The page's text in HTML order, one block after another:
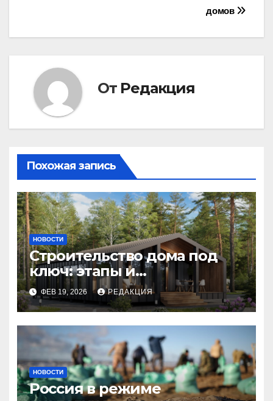
домов
От Редакция
Похожая запись
НОВОСТИ
Строительство дома под
ключ: этапы и
планирование бюджета
ФЕВ 19, 2026 РЕДАКЦИЯ
НОВОСТИ
Россия в режиме